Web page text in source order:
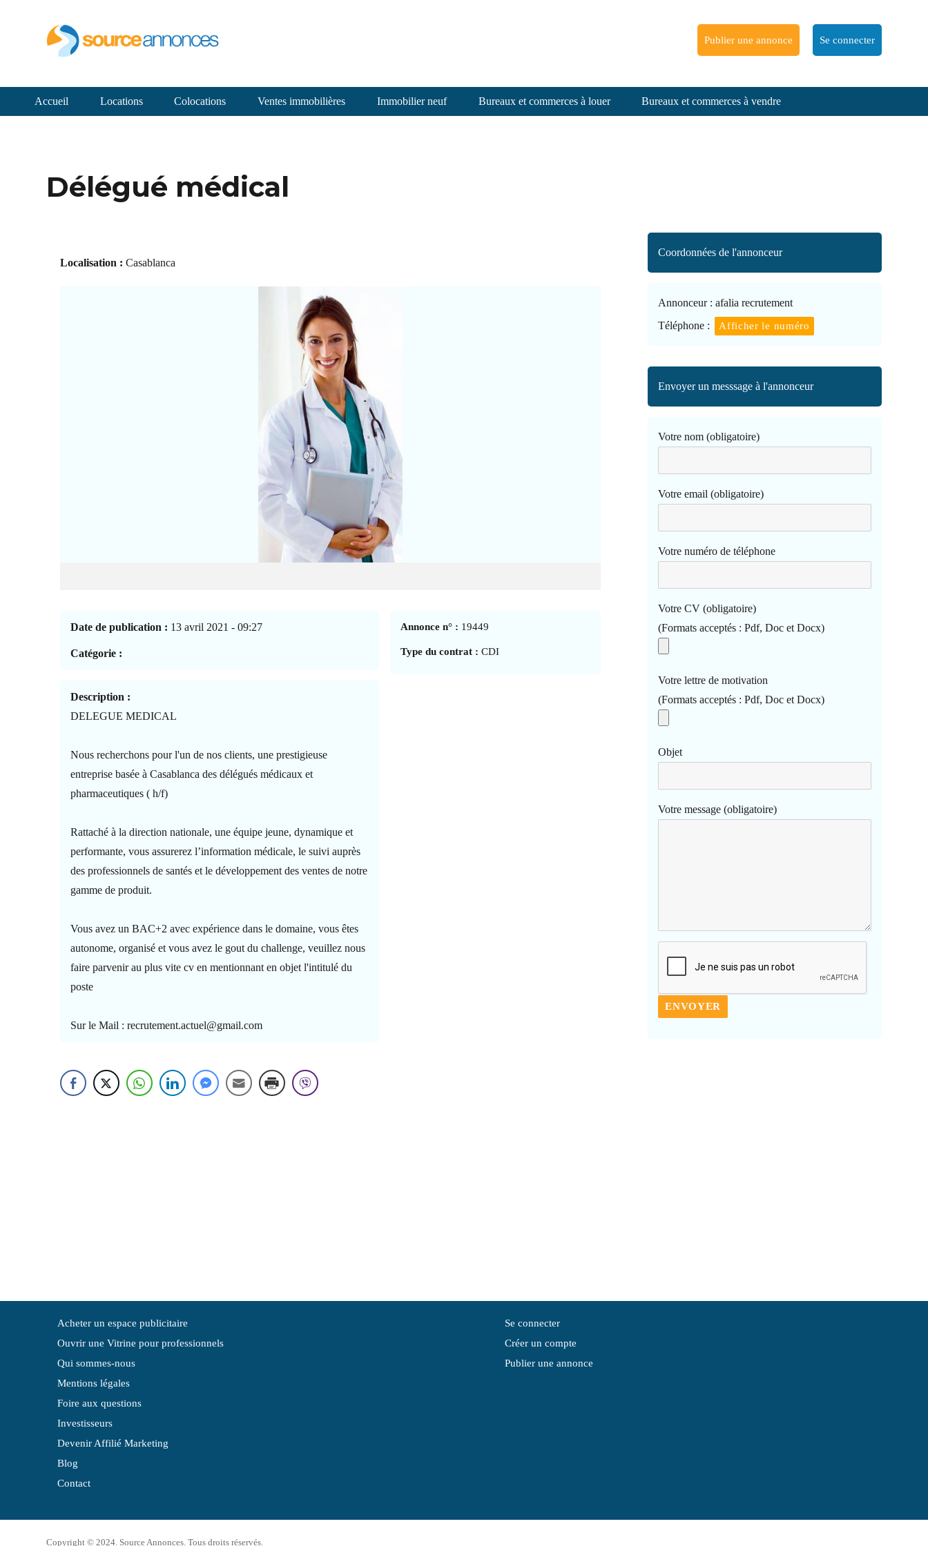
Publier une annonce Se connecter
Accueil Locations Colocations Ventes immobilières Immobilier neuf Bureaux et commerces à louer Bureaux et commerces à vendre
Délégué médical
Localisation : Casablanca
Date de publication : 13 avril 2021 - 09:27
Catégorie :
Description :
DELEGUE MEDICAL
Nous recherchons pour l'un de nos clients, une prestigieuse
entreprise basée à Casablanca des délégués médicaux et
pharmaceutiques ( h/f)
Rattaché à la direction nationale, une équipe jeune, dynamique et
performante, vous assurerez l’information médicale, le suivi auprès
des professionnels de santés et le développement des ventes de notre
gamme de produit.
Vous avez un BAC+2 avec expérience dans le domaine, vous êtes
autonome, organisé et vous avez le gout du challenge, veuillez nous
faire parvenir au plus vite cv en mentionnant en objet l'intitulé du
poste
Sur le Mail : recrutement.actuel@gmail.com
Annonce n° : 19449
Type du contrat : CDI
Coordonnées de l'annonceur
Annonceur : afalia recrutement
Téléphone :
Afficher le numéro
Envoyer un messsage à l'annonceur
Votre nom (obligatoire)
Votre email (obligatoire)
Votre numéro de téléphone
Votre CV (obligatoire)
(Formats acceptés : Pdf, Doc et Docx)
Votre lettre de motivation
(Formats acceptés : Pdf, Doc et Docx)
Objet
Votre message (obligatoire)
Acheter un espace publicitaire
Ouvrir une Vitrine pour professionnels
Qui sommes-nous
Mentions légales
Foire aux questions
Investisseurs
Devenir Affilié Marketing
Blog
Contact
Se connecter
Créer un compte
Publier une annonce
Copyright © 2024. Source Annonces. Tous droits réservés.